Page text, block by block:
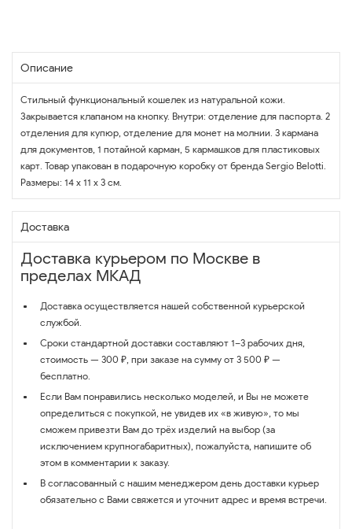
Описание
Стильный функциональный кошелек из натуральной кожи.
Закрывается клапаном на кнопку. Внутри: отделение для паспорта. 2
отделения для купюр, отделение для монет на молнии. 3 кармана
для документов, 1 потайной карман, 5 кармашков для пластиковых
карт. Товар упакован в подарочную коробку от бренда Sergio Belotti.
Размеры: 14 х 11 х 3 см.
Доставка
Доставка курьером по Москве в
пределах МКАД
Доставка осуществляется нашей собственной курьерской
службой.
Сроки стандартной доставки составляют 1–3 рабочих дня,
стоимость — 300 ₽, при заказе на сумму от 3 500 ₽ —
бесплатно.
Если Вам понравились несколько моделей, и Вы не можете
определиться с покупкой, не увидев их «в живую», то мы
сможем привезти Вам до трёх изделий на выбор (за
исключением крупногабаритных), пожалуйста, напишите об
этом в комментарии к заказу.
В согласованный с нашим менеджером день доставки курьер
обязательно с Вами свяжется и уточнит адрес и время встречи.